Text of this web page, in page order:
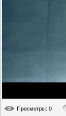
Просмотры: 0